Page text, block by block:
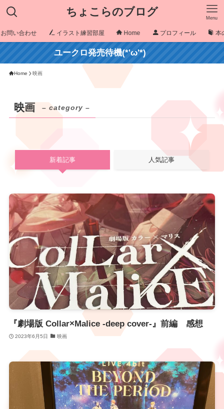
ちょこらのブログ Menu
問い合わせ イラスト練習部屋 Home プロフィール 本
ユークロ発売待機(*'ω'*)
Home 映画
映画 – category –
新着記事 人気記事
『劇場版 Collar×Malice -deep cover-』前編 感想
2023年6月5日 映画